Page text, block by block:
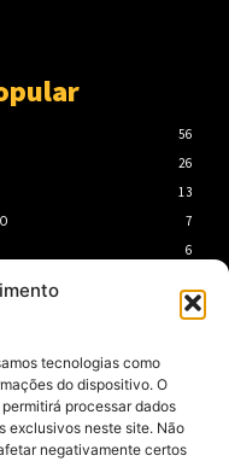
tecnologias como
do dispositivo. O
processar dados
exclusivos neste site. Não
negativamente certos
56
26
13
7
6